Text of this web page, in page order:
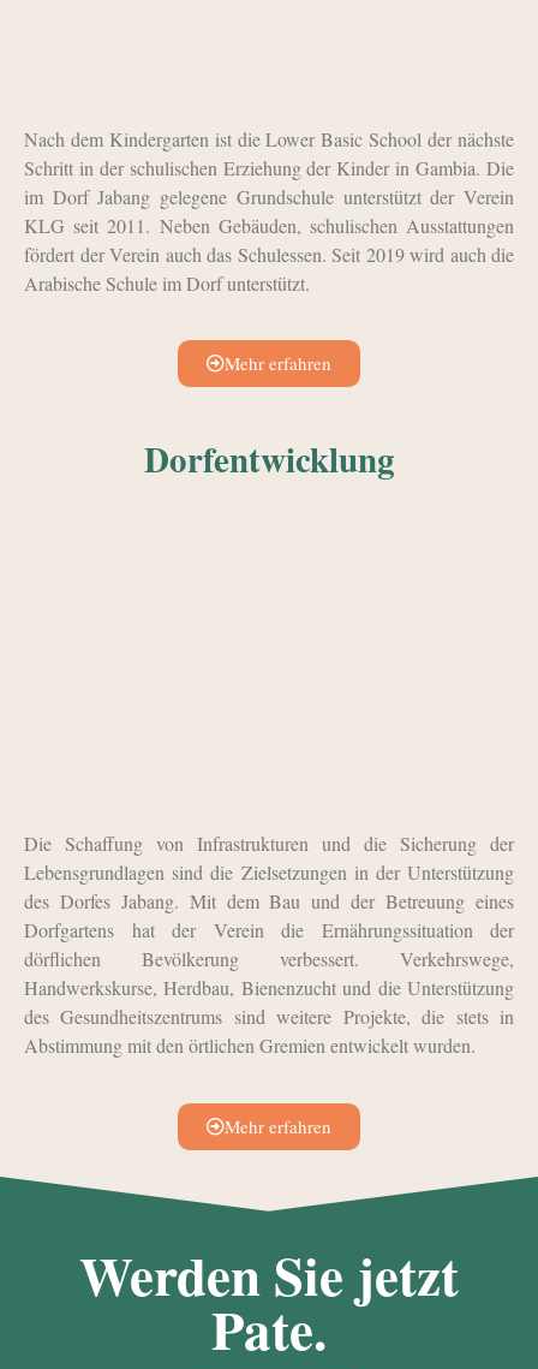
Nach dem Kindergarten ist die Lower Basic School der nächste
Schritt in der schulischen Erziehung der Kinder in Gambia. Die
im Dorf Jabang gelegene Grundschule unterstützt der Verein
KLG seit 2011. Neben Gebäuden, schulischen Ausstattungen
fördert der Verein auch das Schulessen. Seit 2019 wird auch die
Arabische Schule im Dorf unterstützt.
Mehr erfahren
Dorfentwicklung
Die Schaffung von Infrastrukturen und die Sicherung der
Lebensgrundlagen sind die Zielsetzungen in der Unterstützung
des Dorfes Jabang. Mit dem Bau und der Betreuung eines
Dorfgartens hat der Verein die Ernährungssituation der
dörflichen Bevölkerung verbessert. Verkehrswege,
Handwerkskurse, Herdbau, Bienenzucht und die Unterstützung
des Gesundheitszentrums sind weitere Projekte, die stets in
Abstimmung mit den örtlichen Gremien entwickelt wurden.
Mehr erfahren
Werden Sie jetzt
Pate.